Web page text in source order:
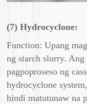
(7) Hydrocyclone:
Function: Upang
ng starch slurry.
pagpoproseso ng
hydrocyclone
hindi matutunaw na